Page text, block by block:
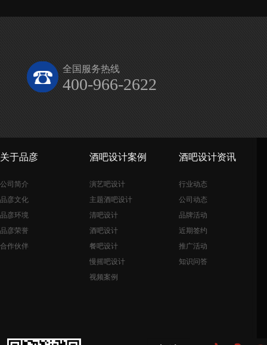
全国服务热线
400-966-2622
关于品彦
公司简介
品彦文化
品彦环境
品彦荣誉
合作伙伴
酒吧设计案例
演艺吧设计
主题酒吧设计
清吧设计
酒吧设计
餐吧设计
慢摇吧设计
视频案例
酒吧设计资讯
行业动态
公司动态
品牌活动
近期签约
推广活动
知识问答